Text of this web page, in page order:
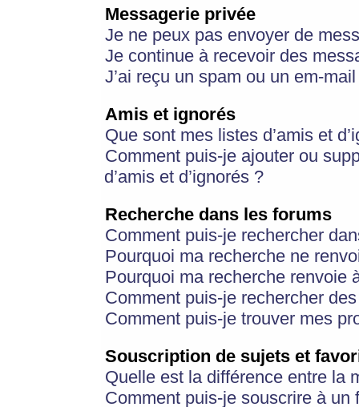
Messagerie privée
Je ne peux pas envoyer de
Je continue à recevoir des
J’ai reçu un spam ou un em-
Amis et ignorés
Que sont mes listes d’amis et
Comment puis-je ajouter ou
d’amis et d’ignorés ?
Recherche dans les forums
Comment puis-je rechercher
Pourquoi ma recherche ne
Pourquoi ma recherche renvoie
Comment puis-je rechercher
Comment puis-je trouver mes
Souscription de sujets et
Quelle est la différence entre la
Comment puis-je souscrire à